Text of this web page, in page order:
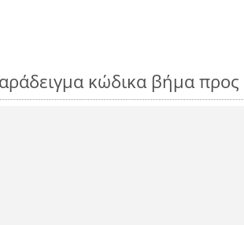
κώδικα βήμα